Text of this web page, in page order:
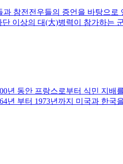
참전전우들의 증언을 바탕으
이상의 대(大)병력이 참가하는
년 동안 프랑스로부터 식민 지
년 부터 1973년까지 미국과 한국